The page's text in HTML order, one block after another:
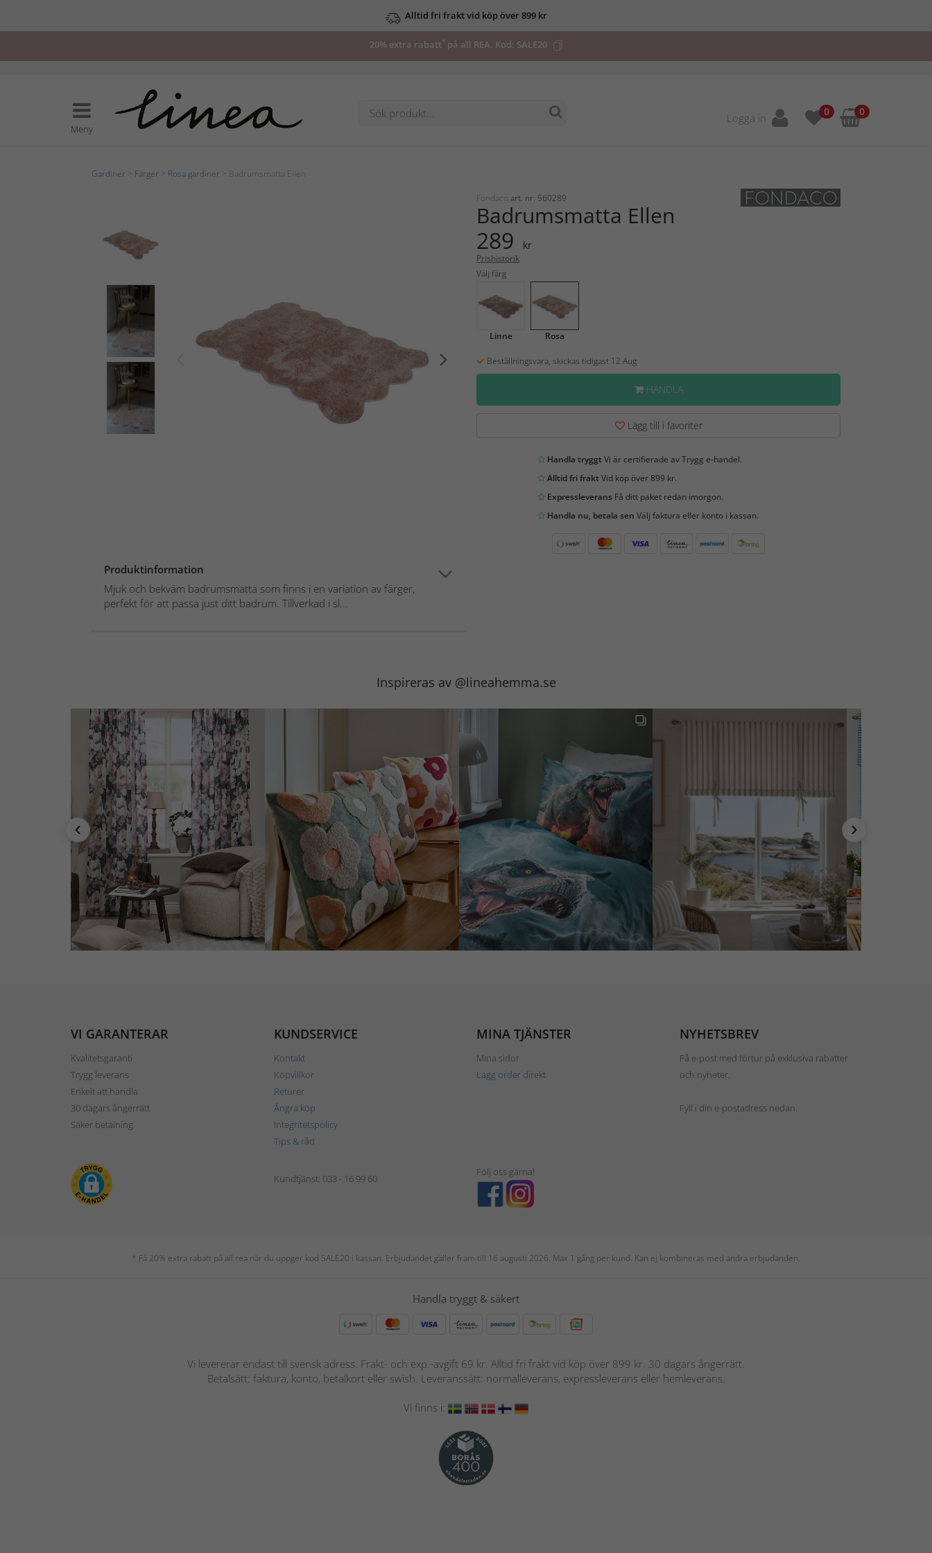
Alltid fri frakt vid köp över 899 kr
20% extra rabatt*på all REA. Kod: SALE20
Meny
Logga in 0 0
Gardiner Färger Rosa gardiner > Badrumsmatta Ellen
Produktinformation
Mjuk och bekväm badrumsmatta som finns i en variation av färger,
perfekt för att passa just ditt badrum. Tillverkad i sl...
Fondaco art. nr: 560289
Badrumsmatta Ellen
289 kr
Prishistorik
Välj färg
Linne Rosa
Beställningsvara, skickas tidigast 12 Aug
HANDLA
Lägg till i favoriter
Handla tryggtVi är certifierade av Trygg e-handel.
Alltid fri fraktVid köp över 899 kr.
ExpressleveransFå ditt paket redan imorgon.
Handla nu, betala sen Välj faktura eller konto i kassan.
Inspireras av @lineahemma.se
VI GARANTERAR
Kvalitetsgaranti
Trygg leverans
Enkelt att handla
30 dagars ångerrätt
Säker betalning
KUNDSERVICE
Kontakt
Köpvillkor
Returer
Ångra köp
Integritetspolicy
Tips & råd
MINA TJÄNSTER
Mina sidor
Lägg order direkt
NYHETSBREV
Få e-post med förtur på exklusiva rabatter
och nyheter.
Fyll i din e-postadress nedan.
Kundtjänst: 033 - 16 99 60
Följ oss gärna!
* Få 20% extra rabatt på all rea när du uppger kod SALE20 i kassan. Erbjudandet gäller fram till 16 augusti 2026. Max 1 gång per kund. Kan ej kombineras med andra erbjudanden.
Handla tryggt & säkert
Vi levererar endast till svensk adress. Frakt- och exp.-avgift 69 kr. Alltid fri frakt vid köp över 899 kr. 30 dagars ångerrätt.
Betalsätt: faktura, konto, betalkort eller swish. Leveranssätt: normalleverans, expressleverans eller hemleverans.
Vi finns i: